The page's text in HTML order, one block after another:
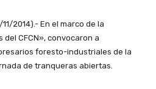
11/2014).- En el marco de la
CFCN», convocaron a
foresto-industriales de la
de tranqueras abiertas.